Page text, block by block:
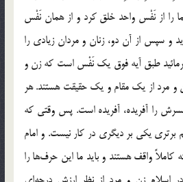
را از نَفْس واحد خلق كرد و از همان نَفْس
و سپس از آن دو، زنان و مردان زيادي را
طبق آيه فوق يك نَفْس است كه زن و
مرد از يك مقام و يك حقيقت هستند. هر
را آفريده‌، آفريده است. پس وقتي‌ كه
يکي بر ديگري در كار نيست. و امام
کاملاً واقف هستند و بايد ما اين حرف‌ها را